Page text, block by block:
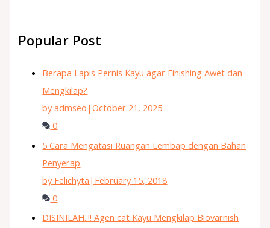
Popular Post
Berapa Lapis Pernis Kayu agar Finishing Awet dan
Mengkilap?
by admseo |October 21, 2025
0
5 Cara Mengatasi Ruangan Lembap dengan Bahan
Penyerap
by Felichyta | February 15, 2018
0
DISINILAH..!! Agen cat Kayu Mengkilap Biovarnish